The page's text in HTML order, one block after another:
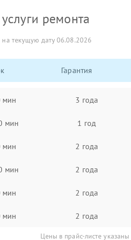
ремонта
текущую дату 06.08.2026
Гарантия
мин 3 года
мин 1 год
мин 2 года
мин 2 года
мин 2 года
мин 2 года
Цены в прайс-листе